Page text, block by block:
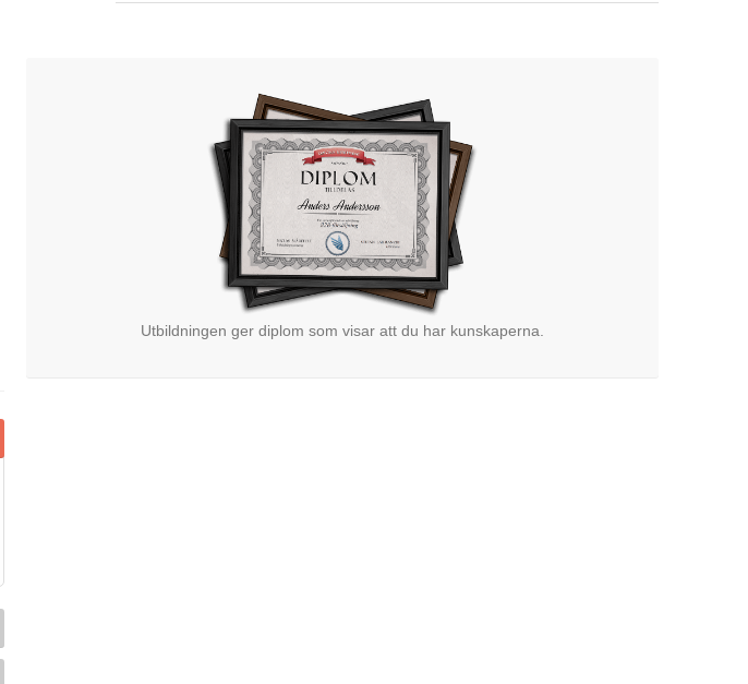
Utbildningen ger diplom som visar att du har kunskaperna.